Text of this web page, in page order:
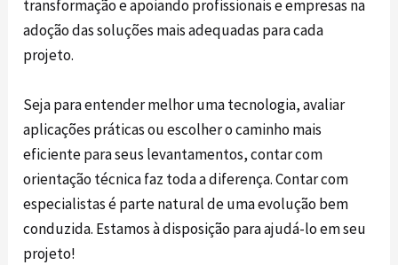
transformação e apoiando profissionais e empresas na
adoção das soluções mais adequadas para cada
projeto.
Seja para entender melhor uma tecnologia, avaliar
aplicações práticas ou escolher o caminho mais
eficiente para seus levantamentos, contar com
orientação técnica faz toda a diferença. Contar com
especialistas é parte natural de uma evolução bem
conduzida. Estamos à disposição para ajudá-lo em seu
projeto!